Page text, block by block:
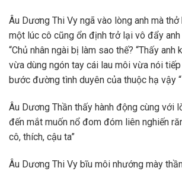
Âu Dương Thi Vy ngã vào lòng anh mà
một lúc cô cũng ổn định trở lại vô đẩy
“Chủ nhân ngài bị làm sao thế? “Thấy anh
vừa dùng ngón tay cái lau môi vừa nói
bước đường tình duyên của thuộc hạ vậy “
Âu Dương Thần thấy hành động cùng với
đến mắt muốn nổ đom đóm liên nghiến
cô, thích, cậu ta”
Âu Dương Thi Vy bĩu môi nhướng mày